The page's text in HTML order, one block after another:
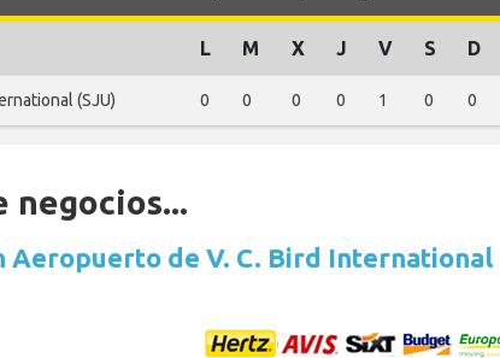
L M X J V S D
(SJU) 0 0 0 0 1 0 0
negocios...
Aeropuerto de V. C. Bird International